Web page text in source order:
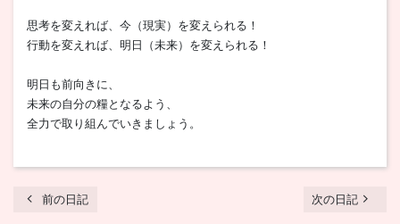
思考を変えれば、今（現実）を変えられる！
行動を変えれば、明日（未来）を変えられる！
明日も前向きに、
未来の自分の糧となるよう、
全力で取り組んでいきましょう。
chevron_left 前の日記 次の日記 navigate_next